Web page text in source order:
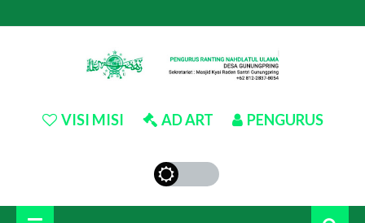
VISI MISI AD ART PENGURUS